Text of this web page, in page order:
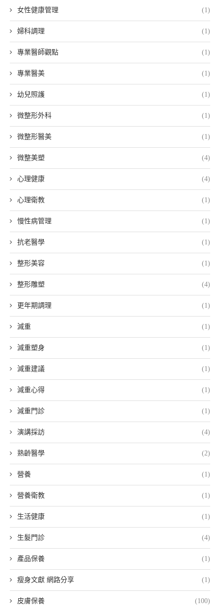
女性健康管理 (1)
婦科調理 (1)
專業醫師觀點 (1)
專業醫美 (1)
幼兒照護 (1)
微整形外科 (1)
微整形醫美 (1)
微整美塑 (4)
心理健康 (4)
心理衛教 (1)
慢性病管理 (1)
抗老醫學 (1)
整形美容 (1)
整形雕塑 (4)
更年期調理 (1)
減重 (1)
減重塑身 (1)
減重建議 (1)
減重心得 (1)
減重門診 (1)
演講採訪 (4)
熟齡醫學 (2)
營養 (1)
營養衛教 (1)
生活健康 (1)
生髮門診 (4)
產品保養 (1)
瘦身文獻 網路分享 (1)
皮膚保養 (100)